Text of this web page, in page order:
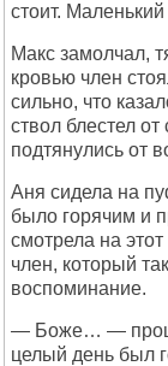
стоит.
Макс замолчал,
кровью член
сильно, что
ствол блестел
подтянулись от
Аня сидела на
было горячим и
смотрела на
член, который
воспоминание.
— Боже… —
целый день был